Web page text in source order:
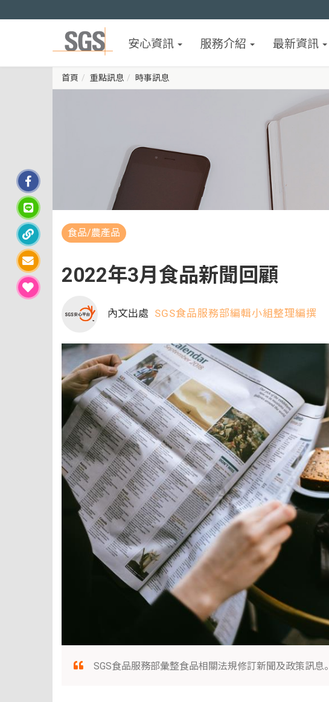
安心資訊 服務介紹 最新資訊
首頁 重點訊息 時事訊息
食品/農產品
2022年3月食品新聞回顧
內文出處 SGS食品服務部編輯小組整理編撰
SGS食品服務部彙整食品相關法規修訂新聞及政策訊息。